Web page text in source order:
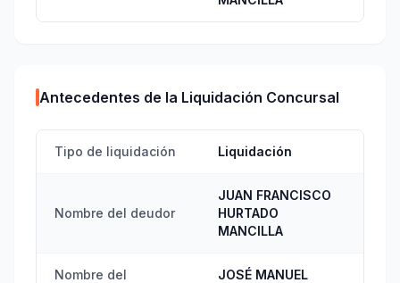
Antecedentes de la Liquidación Concursal
Tipo de liquidación Liquidación
Nombre del deudor
JUAN FRANCISCO
HURTADO
MANCILLA
Nombre del
JOSÉ MANUEL